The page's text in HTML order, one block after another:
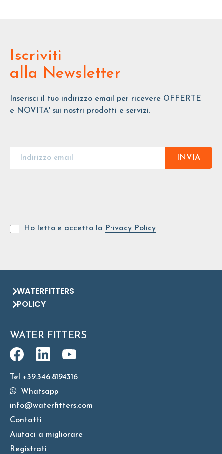
Iscriviti
alla Newsletter
Inserisci il tuo indirizzo email per ricevere OFFERTE
e NOVITA' sui nostri prodotti e servizi.
INVIA
Ho letto e accetto la Privacy Policy
WATERFITTERS
POLICY
WATER FITTERS
Tel +39.346.8194316
Whatsapp
info@waterfitters.com
Contatti
Aiutaci a migliorare
Registrati